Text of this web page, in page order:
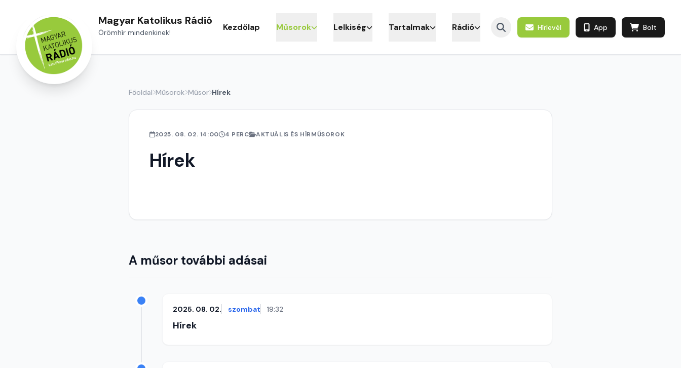
Magyar Katolikus Rádió
Örömhír mindenkinek! Kezdőlap Műsorok Lelkiség Tartalmak Rádió Hírlevél App Bolt
Főoldal Műsorok Műsor Hírek
2025. 08. 02. 14:00 4 PERC AKTUÁLIS ÉS HÍRMŰSOROK
Hírek
A műsor további adásai
2025. 08. 02. szombat 19:32
Hírek